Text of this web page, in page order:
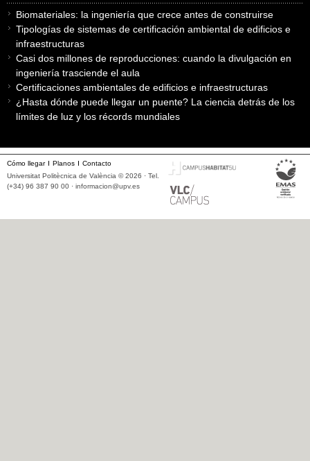
Biomateriales: la ingeniería que crece antes de construirse
Tipologías de sistemas de certificación ambiental de edificios e
infraestructuras
Casi dos millones de reproducciones: cuando la divulgación en
ingeniería trasciende el aula
Certificaciones ambientales de edificios e infraestructuras
¿Hasta dónde puede llegar un puente? La ciencia detrás de los
límites de luz y los récords mundiales
Cómo llegar Planos
Contacto
Universitat Politècnica de València © 2026 · Tel.
(+34) 96 387 90 00 · informacion@upv.es